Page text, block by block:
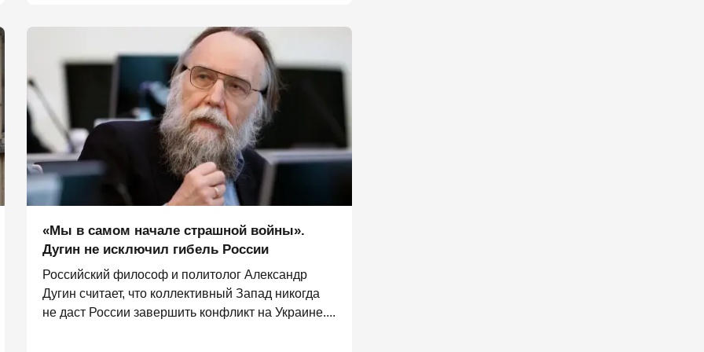
«Мы в самом начале страшной войны».
Дугин не исключил гибель России
Российский философ и политолог Александр
Дугин считает, что коллективный Запад никогда
не даст России завершить конфликт на Украине....